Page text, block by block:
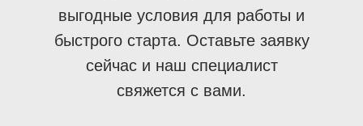
выгодные условия для работы и
быстрого старта. Оставьте заявку
сейчас и наш специалист
свяжется с вами.